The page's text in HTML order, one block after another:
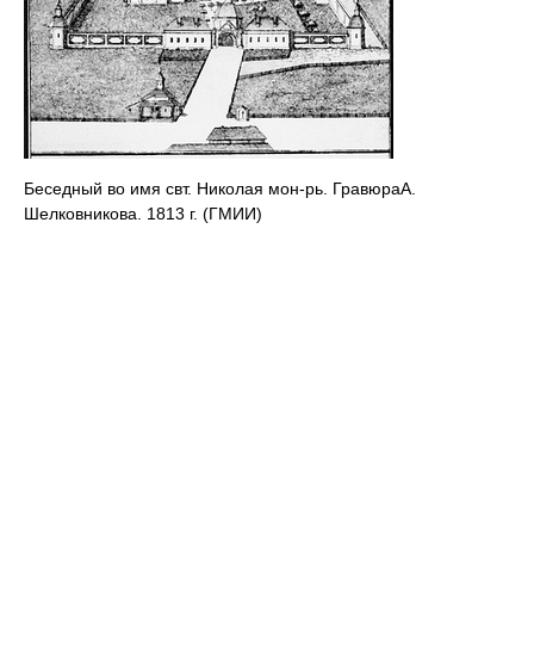
Беседный во имя свт. Николая мон-рь. ГравюраА.
Шелковникова. 1813 г. (ГМИИ)